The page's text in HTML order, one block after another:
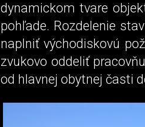
dynamickom tvare
pohľade. Rozdelenie
naplniť východiskovú
zvukovo oddeliť
od hlavnej obytnej časti